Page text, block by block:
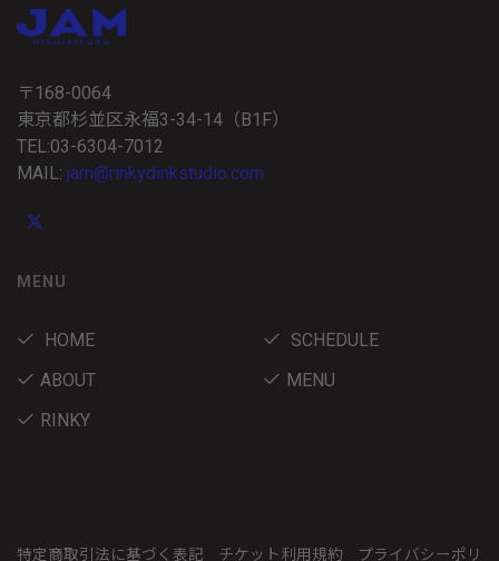
〒168-0064
東京都杉並区永福3-34-14（B1F）
TEL:03-6304-7012
MAIL: jam@rinkydinkstudio.com
MENU
HOME
SCHEDULE
ABOUT
MENU
RINKY
特定商取引法に基づく表記 チケット利用規約 プライバシーポリ